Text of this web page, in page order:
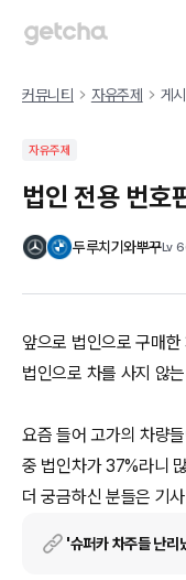
커뮤니티 자유주제 게
자유주제
법인 전용 번호
두루치기와뿌꾸Lv
앞으로 법인으로 구매
법인으로 차를 사지 않
요즘 들어 고가의 차량
중 법인차가 37%라니
더 궁금하신 분들은 기